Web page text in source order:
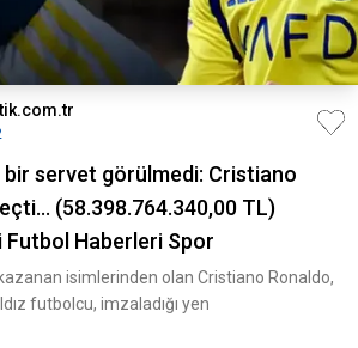
bir servet görülmedi: Cristiano
(58.398.764.340,00 TL)
Futbol Haberleri Spor
isimlerinden olan Cristiano Ronaldo,
futbolcu, imzaladığı yen